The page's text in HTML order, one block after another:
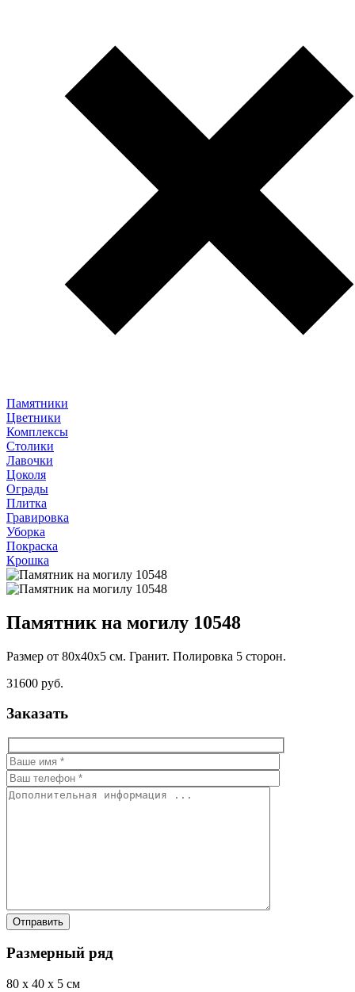
Памятники
Цветники
Комплексы
Столики
Лавочки
Цоколя
Ограды
Плитка
Гравировка
Уборка
Покраска
Крошка
Памятник на могилу 10548
Размер от 80х40х5 см. Гранит. Полировка 5 сторон.
31600 руб.
Заказать
Размерный ряд
80 x 40 x 5 см